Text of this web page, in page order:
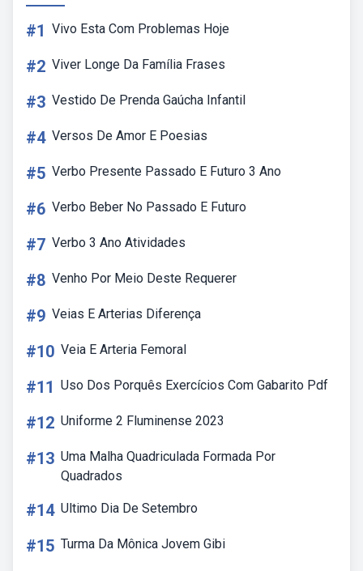
#1 Vivo Esta Com Problemas Hoje
#2 Viver Longe Da Família Frases
#3 Vestido De Prenda Gaúcha Infantil
#4 Versos De Amor E Poesias
#5 Verbo Presente Passado E Futuro 3 Ano
#6 Verbo Beber No Passado E Futuro
#7 Verbo 3 Ano Atividades
#8 Venho Por Meio Deste Requerer
#9 Veias E Arterias Diferença
#10 Veia E Arteria Femoral
#11 Uso Dos Porquês Exercícios Com Gabarito Pdf
#12 Uniforme 2 Fluminense 2023
#13 Uma Malha Quadriculada Formada Por
Quadrados
#14 Ultimo Dia De Setembro
#15 Turma Da Mônica Jovem Gibi